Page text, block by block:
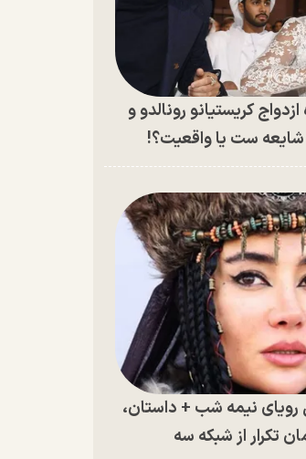
کریستیانو رونالدو و
شایعه ست یا واقعیت؟!
رویای نیمه شب + داستان،
تکرار از شبکه سه